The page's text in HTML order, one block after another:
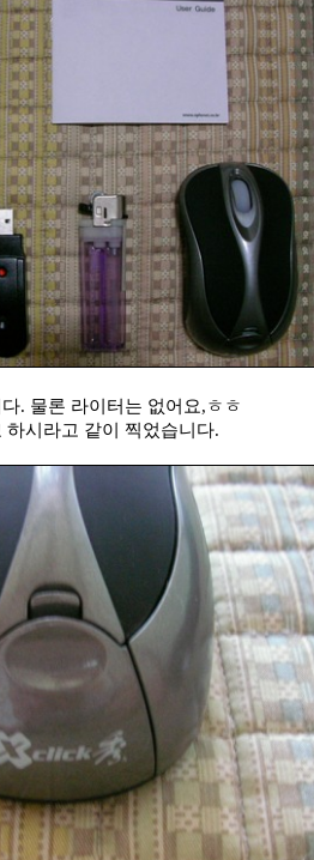
. 물론 라이터는 없어요,ㅎㅎ
시라고 같이 찍었습니다.